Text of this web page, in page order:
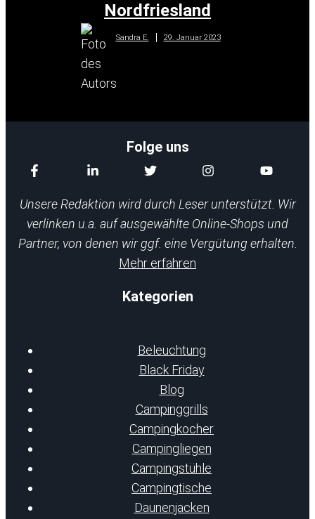
Nordfriesland
Sandra E. 29. Januar 2023
Folge uns
Unsere Redaktion wird durch Leser unterstützt. Wir
verlinken u.a. auf ausgewählte Online-Shops und
Partner, von denen wir ggf. eine Vergütung erhalten.
Mehr erfahren
Kategorien
Beleuchtung
Black Friday
Blog
Campinggrills
Campingkocher
Campingliegen
Campingstühle
Campingtische
Daunenjacken